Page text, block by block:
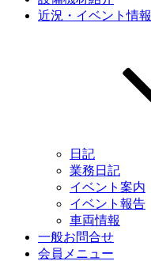
近況・イベント情報
日記
業務日記
イベント案内
イベント報告
車両情報
一般お問合せ
会員メニュー